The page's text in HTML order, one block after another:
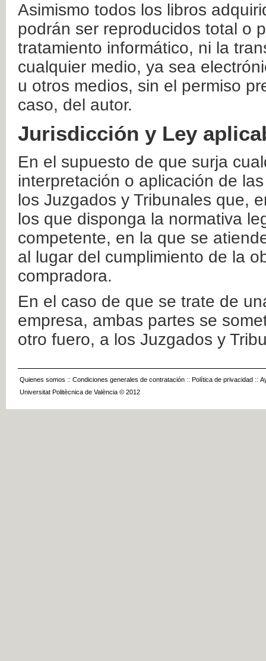
Asimismo todos los libros
podrán ser reproducidos total o
tratamiento informático, ni la
cualquier medio, ya sea
u otros medios, sin el permiso
caso, del autor.
Jurisdicción y Ley
En el supuesto de que surja
interpretación o aplicación de
los Juzgados y Tribunales que,
los que disponga la normativa
competente, en la que se
al lugar del cumplimiento de la
compradora.
En el caso de que se trate de
empresa, ambas partes se
otro fuero, a los Juzgados y
Quienes somos :: Condiciones generales de contratación :: Política de privacidad ::
Universitat Politècnica de València © 2012